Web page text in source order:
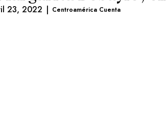
23, 2022 | Centroamérica Cuenta